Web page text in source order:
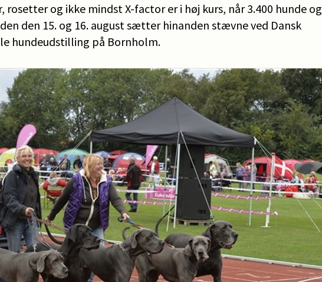
og ikke mindst X-factor er i høj kurs, når 3.400 hunde og
den 15. og 16. august sætter hinanden stævne ved Dansk
hundeudstilling på Bornholm.